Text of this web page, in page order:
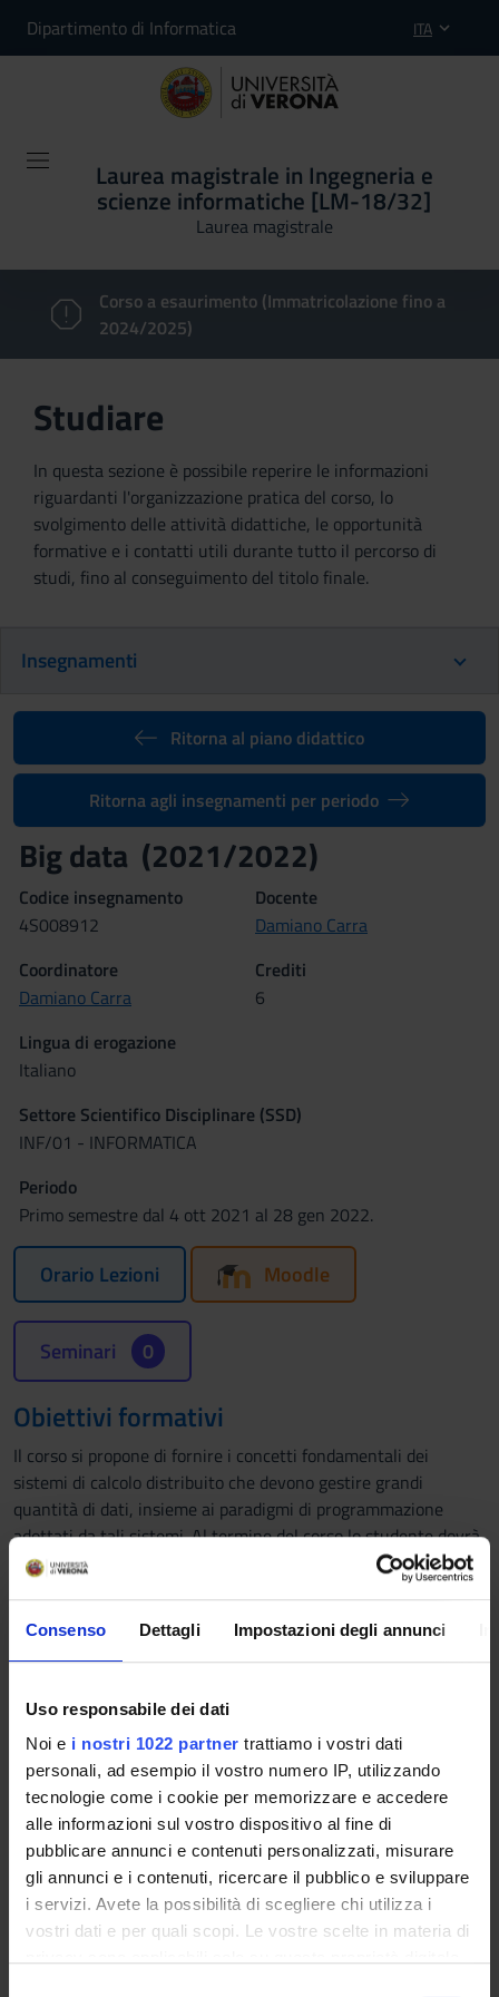
Consenso Dettagli Impostazioni degli annunci
Uso responsabile dei dati
Noi e i nostri 1022 partner trattiamo i vostri dati
personali, ad esempio il vostro numero IP, utilizzando
tecnologie come i cookie per memorizzare e accedere
alle informazioni sul vostro dispositivo al fine di
pubblicare annunci e contenuti personalizzati, misurare
gli annunci e i contenuti, ricercare il pubblico e sviluppare
i servizi. Avete la possibilità di scegliere chi utilizza i
vostri dati e per quali scopi. Le vostre scelte in materia di
Dipartimento di Informatica ITA
Laurea magistrale in Ingegneria e
scienze informatiche [LM-18/32]
Laurea magistrale
Corso a esaurimento (Immatricolazione fino a
2024/2025)
Studiare
In questa sezione è possibile reperire le informazioni
riguardanti l'organizzazione pratica del corso, lo
svolgimento delle attività didattiche, le opportunità
formative e i contatti utili durante tutto il percorso di
studi, fino al conseguimento del titolo finale.
Insegnamenti
Ritorna al piano didattico
Ritorna agli insegnamenti per periodo
Big data (2021/2022)
Codice insegnamento
4S008912
Docente
Damiano Carra
Coordinatore
Damiano Carra
Crediti
6
Lingua di erogazione
Italiano
Settore Scientifico Disciplinare (SSD)
INF/01 - INFORMATICA
Periodo
Primo semestre dal 4 ott 2021 al 28 gen 2022.
Orario Lezioni Moodle
Seminari 0
Obiettivi formativi
Il corso si propone di fornire i concetti fondamentali dei
sistemi di calcolo distribuito che devono gestire grandi
quantità di dati, insieme ai paradigmi di programmazione
adottati da tali sistemi. Al termine del corso lo studente dovrà
dimostrare di avere acquisito le conoscenze necessarie per
valutare le possibili alternative nella progettazione dell'analisi
dei diversi approcci. Queste conoscenze consentiranno allo
studente di: i) configurare sistemi paralleli di elaborazione di
dati; ii) progettare soluzioni per analizzare grandi moli di dati;
iii) valutare le soluzioni per l'analisi dei dati con sistemi
paralleli, considerando le risorse di sistema necessarie
all'analisi stessa; iv) proseguire gli studi in modo autonomo
nell’ambito dello sviluppo di analisi avanzate di grandi moli di
dati.
Programma
* Framework di programmazione:
-- Filesystem distribuiti (HDFS);
-- Analisi di dati e grafi (MapReduce, Pregel);